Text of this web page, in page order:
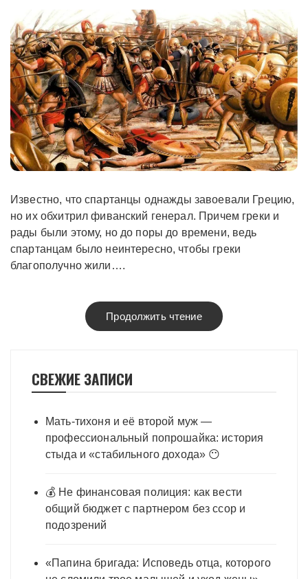
Известно, что спартанцы однажды завоевали Грецию,
но их обхитрил фиванский генерал. Причем греки и
рады были этому, но до поры до времени, ведь
спартанцам было неинтересно, чтобы греки
благополучно жили….
Продолжить чтение
СВЕЖИЕ ЗАПИСИ
Мать-тихоня и её второй муж —
профессиональный попрошайка: история
стыда и «стабильного дохода» 😶
💰 Не финансовая полиция: как вести
общий бюджет с партнером без ссор и
подозрений
«Папина бригада: Исповедь отца, которого